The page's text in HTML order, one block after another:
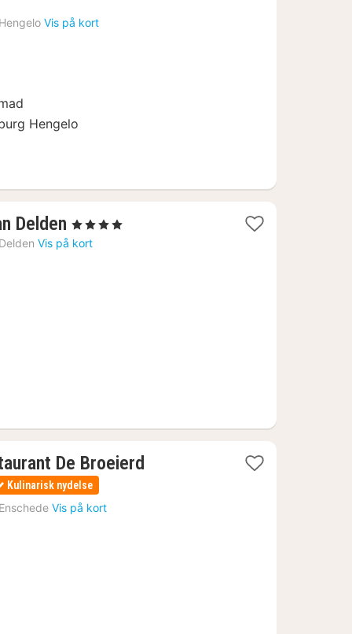
Hengelo Vis på kort
Hengelo
Delden 1
nat
, 4 Stjerner
Delden Vis på kort
De Broeierd
Kulinarisk nydelse
Enschede Vis på kort